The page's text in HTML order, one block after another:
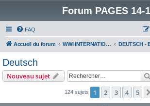
Forum PAGES 14-
FAQ
Accueil du forum WWI INTERNATIONAL FORUM
Deutsch
Nouveau sujet
124 sujets 1 2 3 4 5